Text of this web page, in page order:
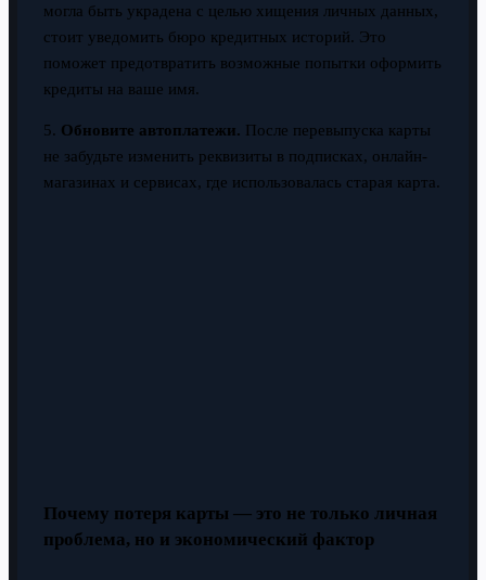
могла быть украдена с целью хищения личных данных,
стоит уведомить бюро кредитных историй. Это
поможет предотвратить возможные попытки оформить
кредиты на ваше имя.
5. Обновите автоплатежи. После перевыпуска карты
не забудьте изменить реквизиты в подписках, онлайн-
магазинах и сервисах, где использовалась старая карта.
Почему потеря карты — это не только личная
проблема, но и экономический фактор